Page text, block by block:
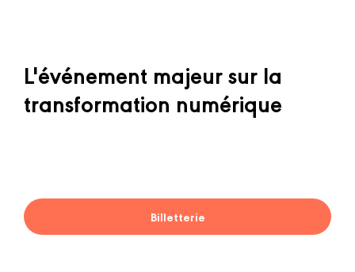
L'événement majeur sur la
transformation numérique
Billetterie